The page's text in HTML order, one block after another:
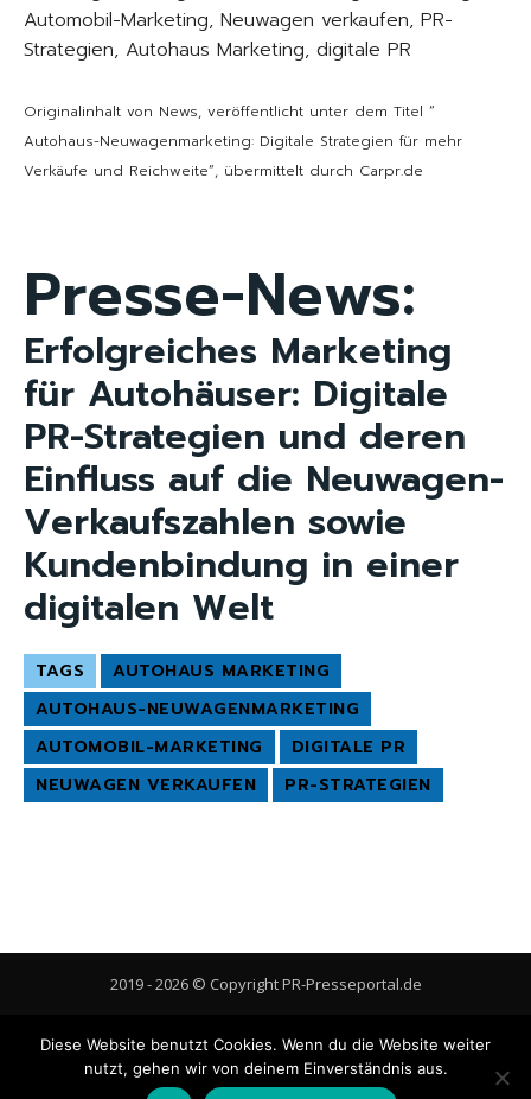
Automobil-Marketing, Neuwagen verkaufen, PR-
Strategien, Autohaus Marketing, digitale PR
Originalinhalt von News, veröffentlicht unter dem Titel “
Autohaus-Neuwagenmarketing: Digitale Strategien für mehr
Verkäufe und Reichweite“, übermittelt durch Carpr.de
Presse-News:
Erfolgreiches Marketing
für Autohäuser: Digitale
PR-Strategien und deren
Einfluss auf die Neuwagen-
Verkaufszahlen sowie
Kundenbindung in einer
digitalen Welt
TAGS
AUTOHAUS MARKETING
AUTOHAUS-NEUWAGENMARKETING
AUTOMOBIL-MARKETING
DIGITALE PR
NEUWAGEN VERKAUFEN
PR-STRATEGIEN
2019 - 2026 © Copyright PR-Presseportal.de
Gastbeitrag veröffentlichen Cookie-Richtlinie (EU)
Diese Website benutzt Cookies. Wenn du die Website weiter
nutzt, gehen wir von deinem Einverständnis aus.